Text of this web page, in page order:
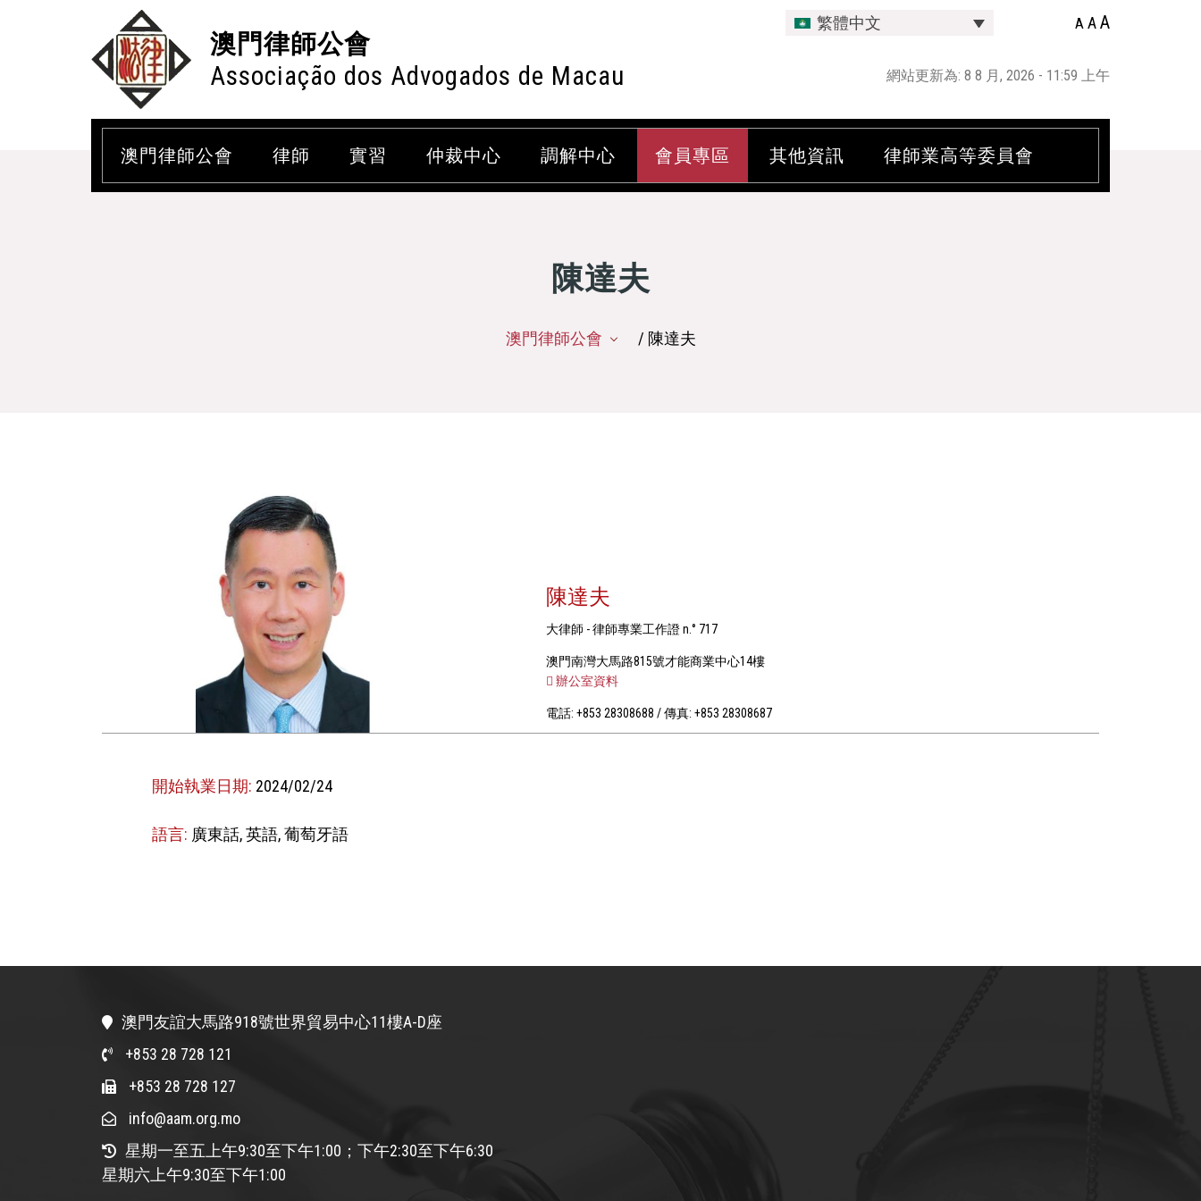
澳門律師公會
Associação dos Advogados de Macau
繁體中文 A AA
網站更新為: 8 8 月, 2026 - 11:59 上午
澳門律師公會 律師 實習 仲裁中心 調解中心 會員專區 其他資訊 律師業高等委員會
陳達夫
澳門律師公會 / 陳達夫
陳達夫
大律師 - 律師專業工作證 n.° 717
澳門南灣大馬路815號才能商業中心14樓
辦公室資料
電話: +853 28308688 / 傳真: +853 28308687
開始執業日期: 2024/02/24
語言: 廣東話, 英語, 葡萄牙語
澳門友誼大馬路918號世界貿易中心11樓A-D座
+853 28 728 121
+853 28 728 127
info@aam.org.mo
星期一至五上午9:30至下午1:00；下午2:30至下午6:30
星期六上午9:30至下午1:00